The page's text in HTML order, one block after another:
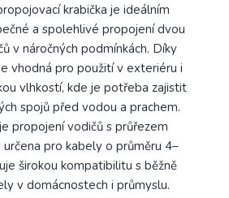
krabička je ideálním
a spolehlivé propojení dvou
v náročných podmínkách. Díky
vhodná pro použití v exteriéru i
vlhkostí, kde je potřeba zajistit
spojů před vodou a prachem.
propojení vodičů s průřezem
pro kabely o průměru 4–
širokou kompatibilitu s běžně
v domácnostech i průmyslu.